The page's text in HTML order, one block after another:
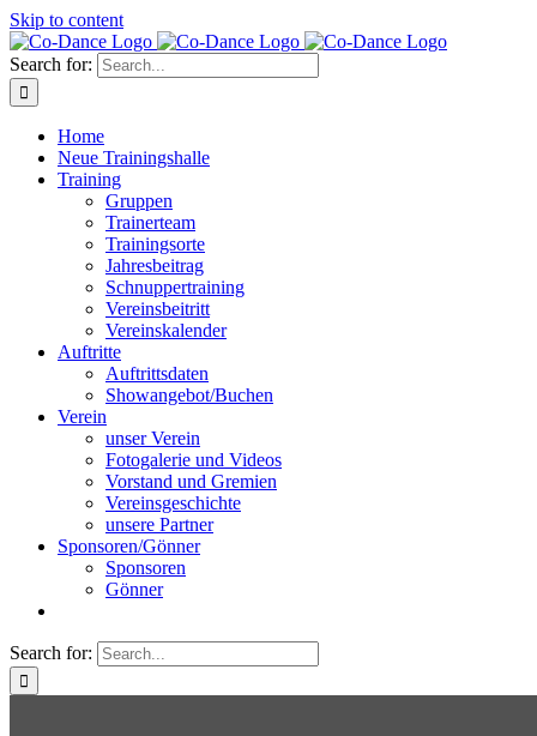
Skip to content
Search for:
Home
Neue Trainingshalle
Training
Gruppen
Trainerteam
Trainingsorte
Jahresbeitrag
Schnuppertraining
Vereinsbeitritt
Vereinskalender
Auftritte
Auftrittsdaten
Showangebot/Buchen
Verein
unser Verein
Fotogalerie und Videos
Vorstand und Gremien
Vereinsgeschichte
unsere Partner
Sponsoren/Gönner
Sponsoren
Gönner
Search for: